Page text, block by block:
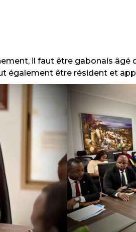
il faut être gabonais âgé
également être résident et